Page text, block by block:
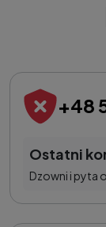
+48
Ostatni
Dzowni i pyta